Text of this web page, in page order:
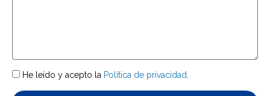
He leído y acepto la Política de privacidad